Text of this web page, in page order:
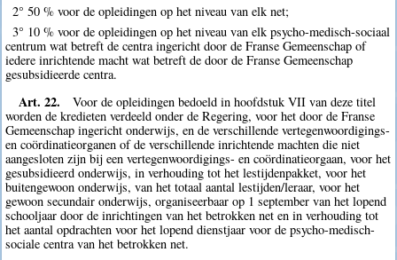
2° 50 % voor de opleidingen op het niveau van elk net;
3° 10 % voor de opleidingen op het niveau van elk psycho-medisch-sociaal
centrum wat betreft de centra ingericht door de Franse Gemeenschap of
iedere inrichtende macht wat betreft de door de Franse Gemeenschap
gesubsidieerde centra.
Art. 22.
Voor de opleidingen bedoeld in hoofdstuk VII van deze titel
worden de kredieten verdeeld onder de Regering, voor het door de Franse
Gemeenschap ingericht onderwijs, en de verschillende vertegenwoordigings-
en coördinatieorganen of de verschillende inrichtende machten die niet
aangesloten zijn bij een vertegenwoordigings- en coördinatieorgaan, voor het
gesubsidieerd onderwijs, in verhouding tot het lestijdenpakket, voor het
buitengewoon onderwijs, van het totaal aantal lestijden/leraar, voor het
gewoon secundair onderwijs, organiseerbaar op 1 september van het lopend
schooljaar door de inrichtingen van het betrokken net en in verhouding tot
het aantal opdrachten voor het lopend dienstjaar voor de psycho-medisch-
sociale centra van het betrokken net.